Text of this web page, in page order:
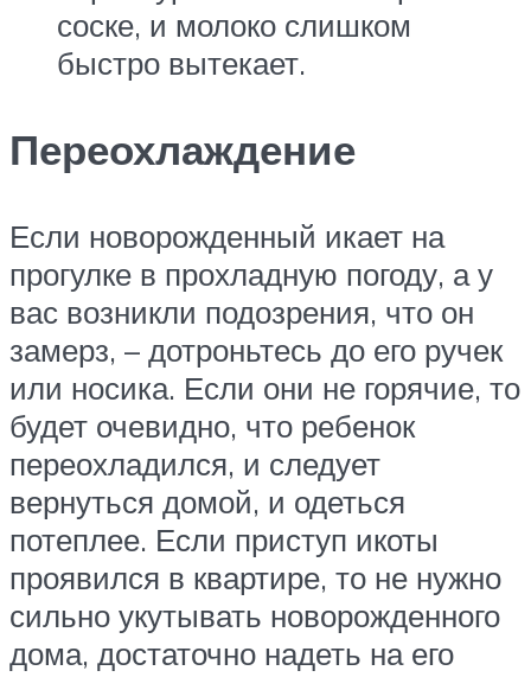
соске, и молоко слишком
быстро вытекает.
Переохлаждение
Если новорожденный икает на
прогулке в прохладную погоду, а у
вас возникли подозрения, что он
замерз, – дотроньтесь до его ручек
или носика. Если они не горячие, то
будет очевидно, что ребенок
переохладился, и следует
вернуться домой, и одеться
потеплее. Если приступ икоты
проявился в квартире, то не нужно
сильно укутывать новорожденного
дома, достаточно надеть на его